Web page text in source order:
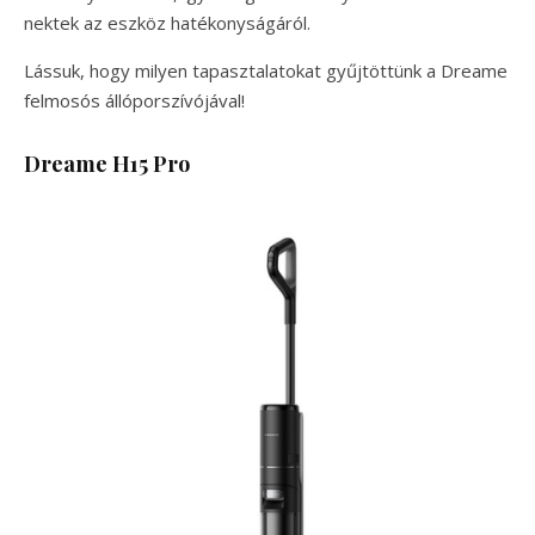
nektek az eszköz hatékonyságáról.
Lássuk, hogy milyen tapasztalatokat gyűjtöttünk a Dreame
felmosós állóporszívójával!
Dreame H15 Pro